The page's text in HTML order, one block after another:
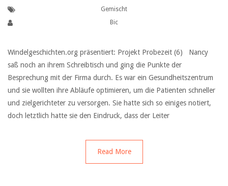
Gemischt
Bic
Windelgeschichten.org präsentiert: Projekt Probezeit (6) Nancy
saß noch an ihrem Schreibtisch und ging die Punkte der
Besprechung mit der Firma durch. Es war ein Gesundheitszentrum
und sie wollten ihre Abläufe optimieren, um die Patienten schneller
und zielgerichteter zu versorgen. Sie hatte sich so einiges notiert,
doch letztlich hatte sie den Eindruck, dass der Leiter
Read More